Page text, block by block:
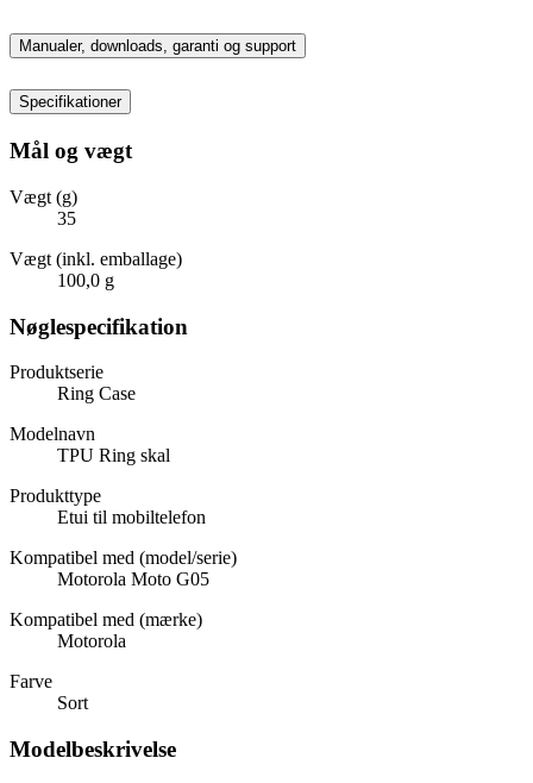
Manualer, downloads, garanti og support
Specifikationer
Mål og vægt
Vægt (g)
35
Vægt (inkl. emballage)
100,0 g
Nøglespecifikation
Produktserie
Ring Case
Modelnavn
TPU Ring skal
Produkttype
Etui til mobiltelefon
Kompatibel med (model/serie)
Motorola Moto G05
Kompatibel med (mærke)
Motorola
Farve
Sort
Modelbeskrivelse